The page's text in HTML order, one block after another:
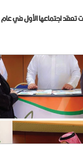
تعقد اجتماعها الأول في عام 2025م